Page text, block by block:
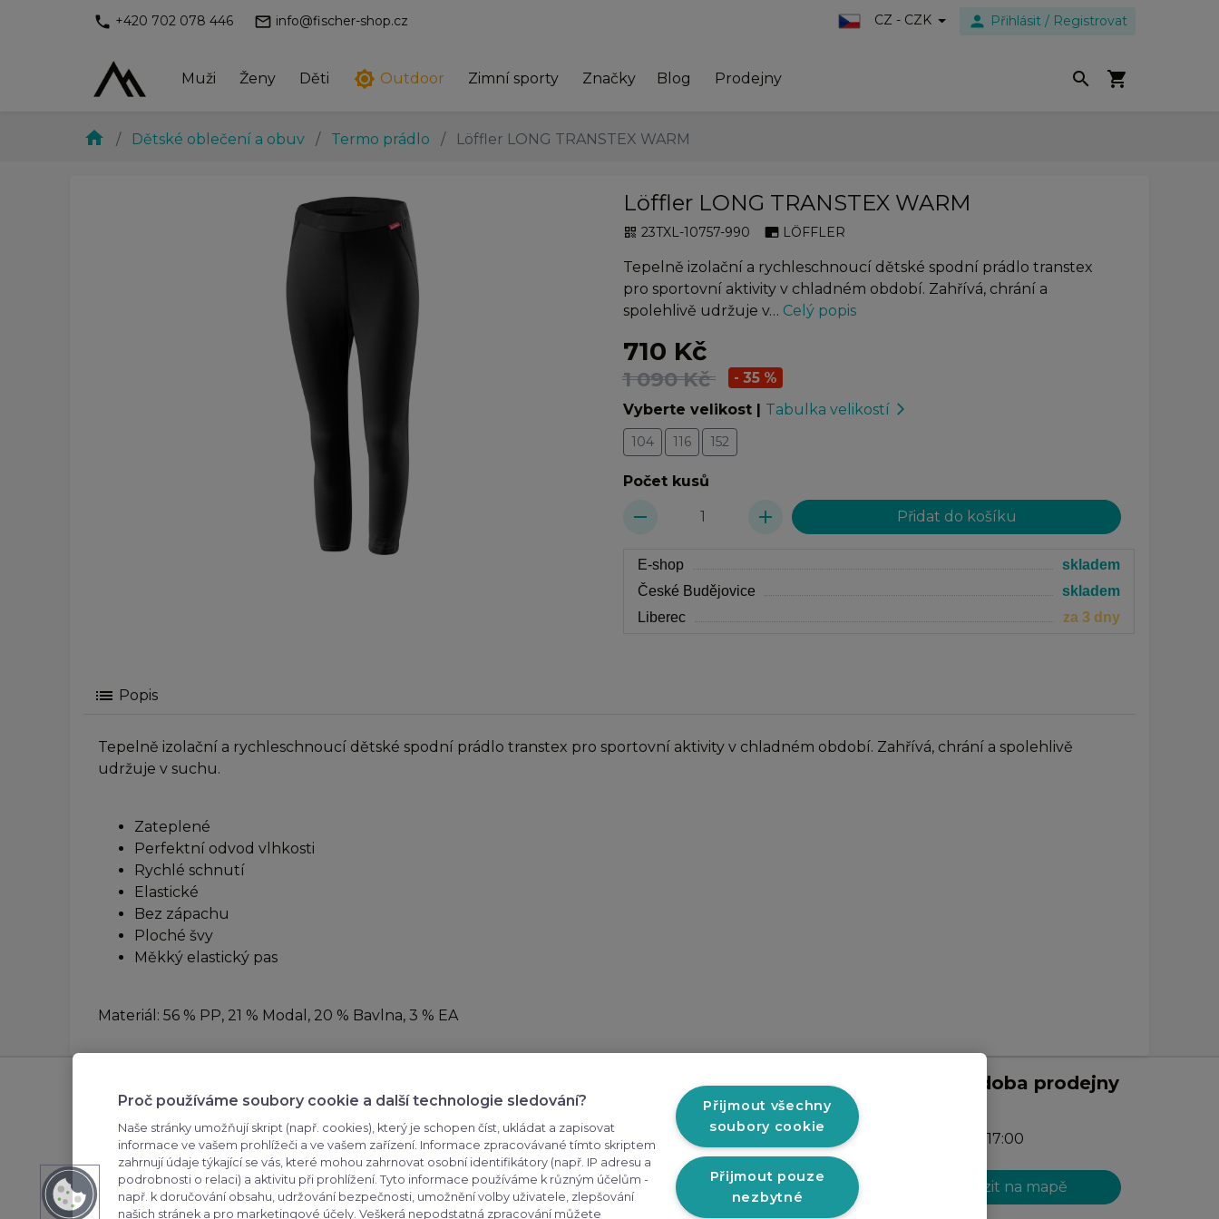
phone +420 702 078 446 mail_outline info@fischer-shop.cz CZ - CZK person Přihlásit / Registrovat
Muži Ženy Děti brightness_7 Outdoor Zimní sporty Značky Blog Prodejny search shopping_cart
home Dětské oblečení a obuv Termo prádlo Löffler LONG TRANSTEX WARM
Löffler LONG TRANSTEX WARM
qr_code 23TXL-10757-990 branding_watermark LÖFFLER
Tepelně izolační a rychleschnoucí dětské spodní prádlo transtex
pro sportovní aktivity v chladném období. Zahřívá, chrání a
spolehlivě udržuje v… Celý popis
710 Kč
1 090 Kč
- 35 %
Vyberte velikost | Tabulka velikostí arrow_forward_ios
104 116 152
Počet kusů
remove add
E-shop
skladem
České Budějovice
skladem
Liberec
za 3 dny
list Popis
Tepelně izolační a rychleschnoucí dětské spodní prádlo transtex pro sportovní aktivity v chladném období. Zahřívá, chrání a spolehlivě
udržuje v suchu.
Zateplené
Perfektní odvod vlhkosti
Rychlé schnutí
Elastické
Bez zápachu
Ploché švy
Měkký elastický pas
Materiál: 56 % PP, 21 % Modal, 20 % Bavlna, 3 % EA
přihlašte se k odběru novinek,
aby vám nic neuniklo
údajů
Obchodní podmínky
Reklamace/Vrácení zboží
Praktické odkazy
Prodejny
O nás
Kontakt
Ke stažení
Otevírací doba prodejny
PO-PÁ: 9:00 - 17:00
Zobrazit na mapě
Proč používáme soubory cookie a další technologie sledování?
Naše stránky umožňují skript (např. cookies), který je schopen číst, ukládat a zapisovat
informace ve vašem prohlížeči a ve vašem zařízení. Informace zpracovávané tímto skriptem
zahrnují údaje týkající se vás, které mohou zahrnovat osobní identifikátory (např. IP adresu a
podrobnosti o relaci) a aktivitu při prohlížení. Tyto informace používáme k různým účelům -
např. k doručování obsahu, udržování bezpečnosti, umožnění volby uživatele, zlepšování
našich stránek a pro marketingové účely. Veškerá nepodstatná zpracování můžete
Přijmout všechny
soubory cookie
Přijmout pouze
nezbytné